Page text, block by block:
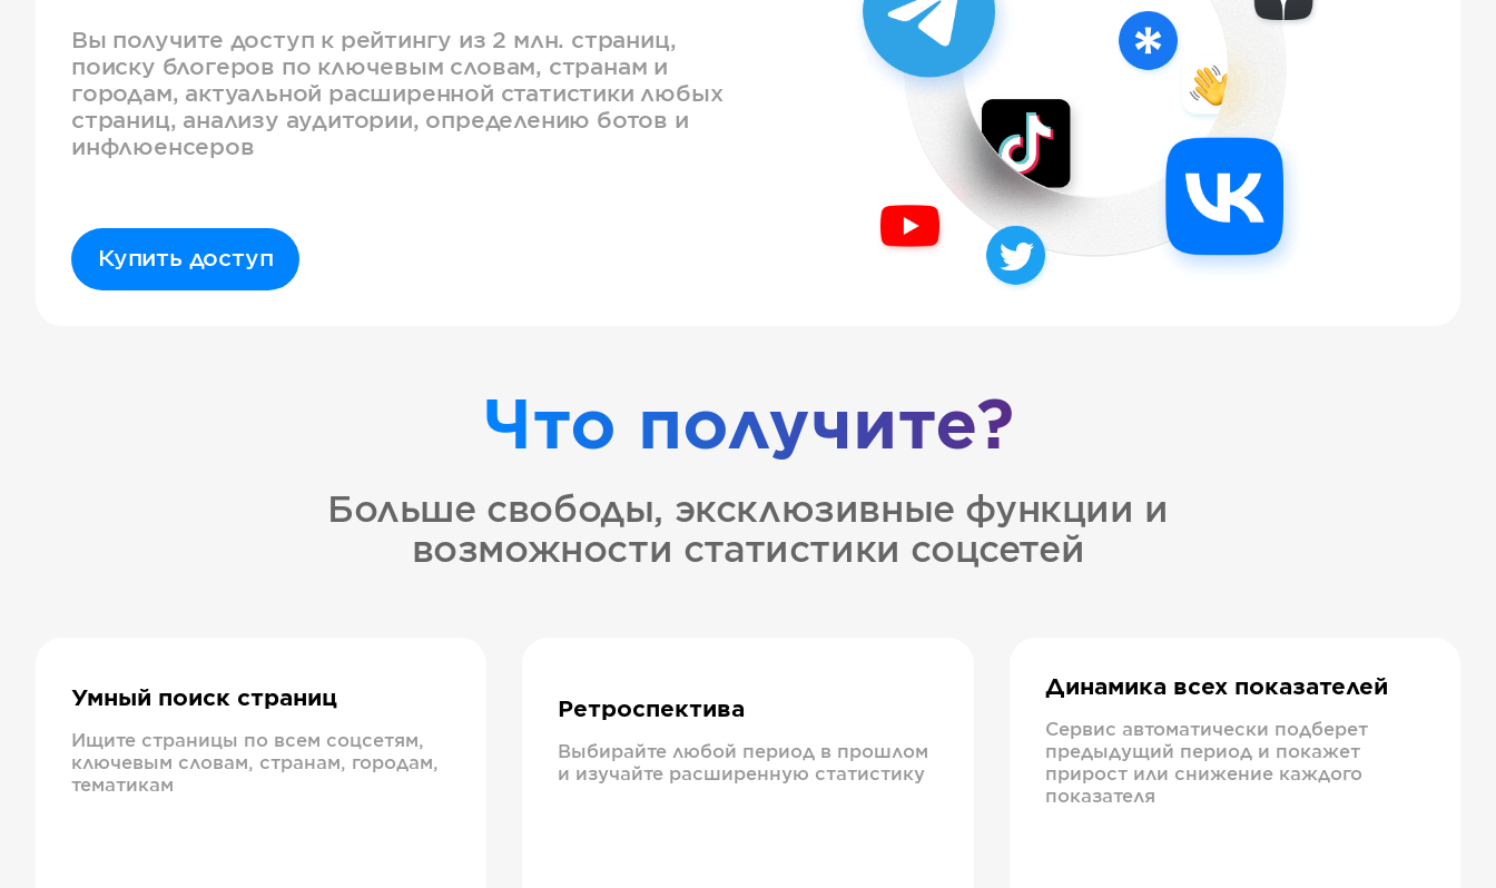
Вы получите доступ к рейтингу из 2 млн. страниц,
поиску блогеров по ключевым словам, странам и
городам, актуальной расширенной статистики любых
страниц, анализу аудитории, определению ботов и
инфлюенсеров
Купить доступ
Что получите?
Больше свободы, эксклюзивные функции и
возможности статистики соцсетей
Умный поиск страниц
Ищите страницы по всем соцсетям,
ключевым словам, странам, городам,
тематикам
Ретроспектива
Выбирайте любой период в прошлом
и изучайте расширенную статистику
Динамика всех показателей
Сервис автоматически подберет
предыдущий период и покажет
прирост или снижение каждого
показателя